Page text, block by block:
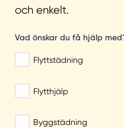
och enkelt.
Vad önskar du få hjälp
Flyttstädning
Flytthjälp
Byggstädning